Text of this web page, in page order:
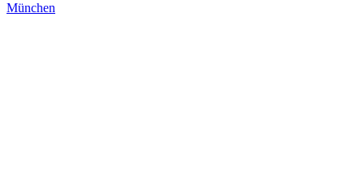
München